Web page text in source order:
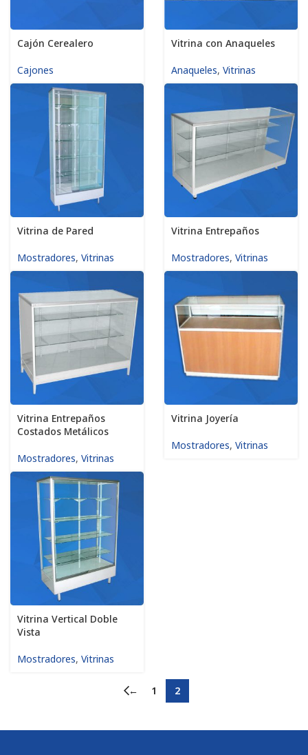
Cajón Cerealero
Cajones
Vitrina con Anaqueles
Anaqueles, Vitrinas
Vitrina de Pared
Mostradores, Vitrinas
Vitrina Entrepaños
Mostradores, Vitrinas
Vitrina Entrepaños
Costados Metálicos
Mostradores, Vitrinas
Vitrina Joyería
Mostradores, Vitrinas
Vitrina Vertical Doble
Vista
Mostradores, Vitrinas
← 1 2